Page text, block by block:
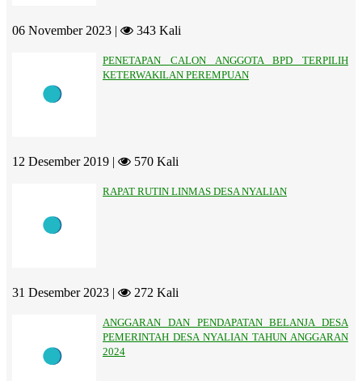
06 November 2023 | 343 Kali
PENETAPAN CALON ANGGOTA BPD TERPILIH
KETERWAKILAN PEREMPUAN
12 Desember 2019 | 570 Kali
RAPAT RUTIN LINMAS DESA NYALIAN
31 Desember 2023 | 272 Kali
ANGGARAN DAN PENDAPATAN BELANJA DESA
PEMERINTAH DESA NYALIAN TAHUN ANGGARAN
2024